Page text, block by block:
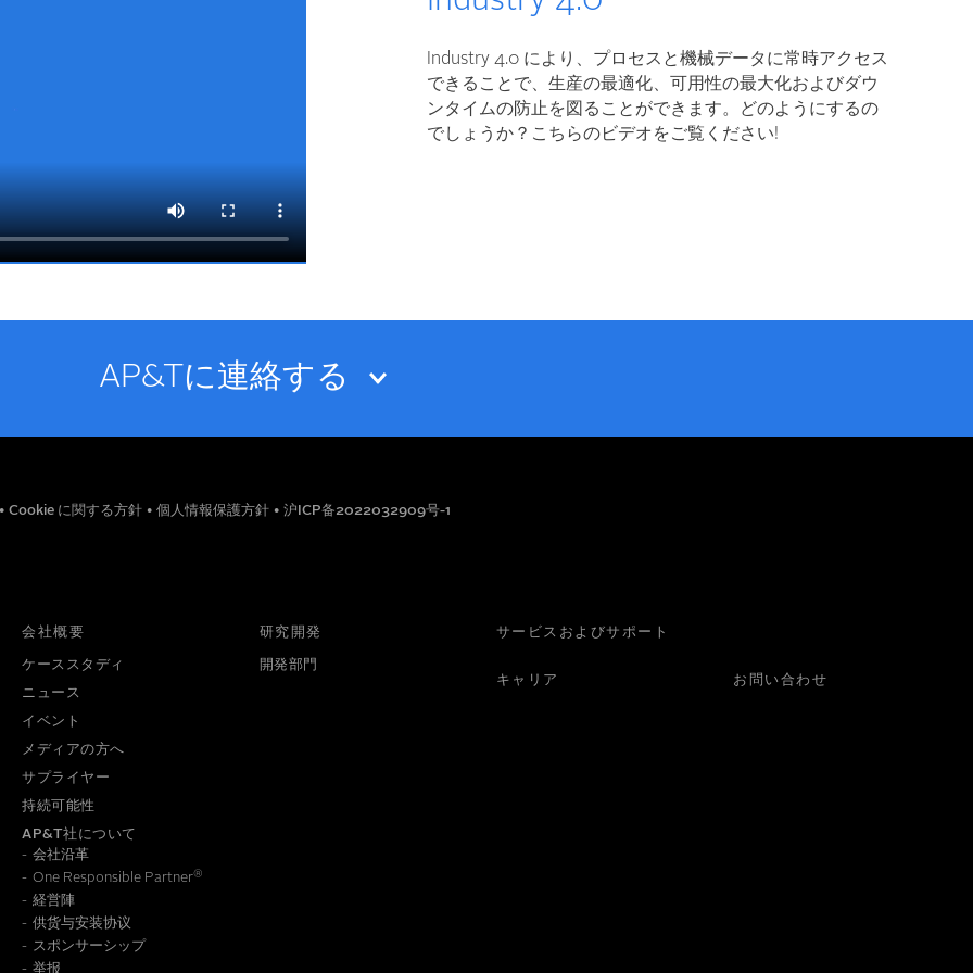
Industry 4.0 により、プロセスと機械データに常時アクセス
できることで、生産の最適化、可用性の最大化およびダウ
ンタイムの防止を図ることができます。どのようにするの
でしょうか？こちらのビデオをご覧ください!
AP&Tに連絡する
の保存方法についての詳細は、
Cookie に関する方針 •個人情報保護方針 •沪ICP备2022032909号-1
会社概要
ケーススタディ
ニュース
イベント
メディアの方へ
サプライヤー
持続可能性
AP&T社について
会社沿革
One Responsible Partner®
経営陣
供货与安装协议
スポンサーシップ
举报
研究開発
開発部門
サービスおよびサポート
キャリア お問い合わせ